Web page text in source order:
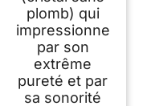
plomb) qui
impressionne
par son
extrême
pureté et par
sa sonorité